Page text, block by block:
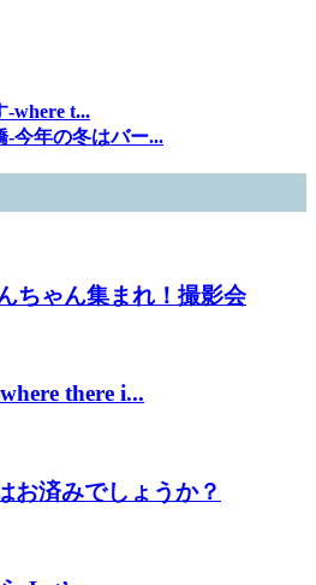
-where t...
-今年の冬はバー...
ちゃん集まれ！撮影会
there i...
お済みでしょうか？